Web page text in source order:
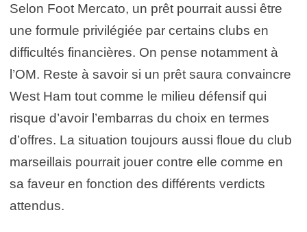
Selon Foot Mercato, un prêt pourrait aussi être
une formule privilégiée par certains clubs en
difficultés financières. On pense notamment à
l’OM. Reste à savoir si un prêt saura convaincre
West Ham tout comme le milieu défensif qui
risque d’avoir l’embarras du choix en termes
d’offres. La situation toujours aussi floue du club
marseillais pourrait jouer contre elle comme en
sa faveur en fonction des différents verdicts
attendus.